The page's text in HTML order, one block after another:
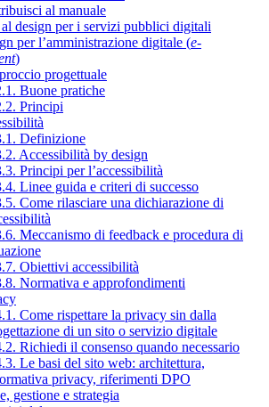
al manuale
design per i servizi pubblici digitali
per l’amministrazione digitale (e-
)
progettuale
Buone pratiche
Principi
Definizione
Accessibilità by design
Principi per l’accessibilità
Linee guida e criteri di successo
Come rilasciare una dichiarazione di
Meccanismo di feedback e procedura di
Obiettivi accessibilità
Normativa e approfondimenti
Come rispettare la privacy sin dalla
di un sito o servizio digitale
Richiedi il consenso quando necessario
Le basi del sito web: architettura,
privacy, riferimenti DPO
gestione e strategia